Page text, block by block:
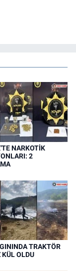
NARKOTİK
2
TRAKTÖR
KÜL OLDU